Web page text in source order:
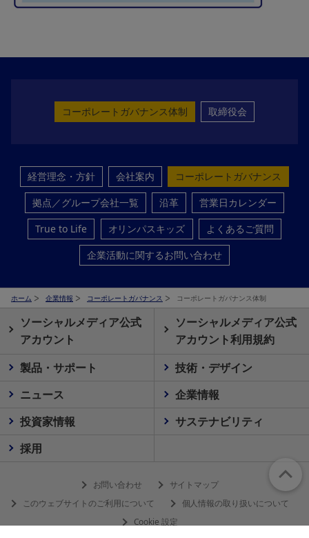
コーポレートガバナンス体制 取締役会
経営理念・方針 会社案内
コーポレートガバナンス
拠点／グループ会社一覧
沿革
営業日カレンダー
True to Life
オリンパスキッズ
よくあるご質問
企業活動に関するお問い合わせ
ホーム 企業情報 コーポレートガバナンス コーポレートガバナンス体制
ソーシャルメディア公式
アカウント
ソーシャルメディア公式
アカウント利用規約
製品・サポート
技術・デザイン
ニュース
企業情報
投資家情報
サステナビリティ
採用
お問い合わせ
サイトマップ
このウェブサイトのご利用について
個人情報の取り扱いについて
Cookie 設定